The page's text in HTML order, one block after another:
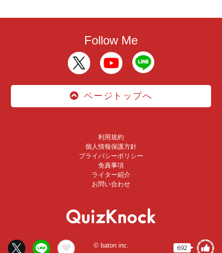
692
Follow Me
ページトップへ
利用規約
個人情報保護方針
プライバシーポリシー
免責事項
ライター紹介
お問い合わせ
© baton inc.